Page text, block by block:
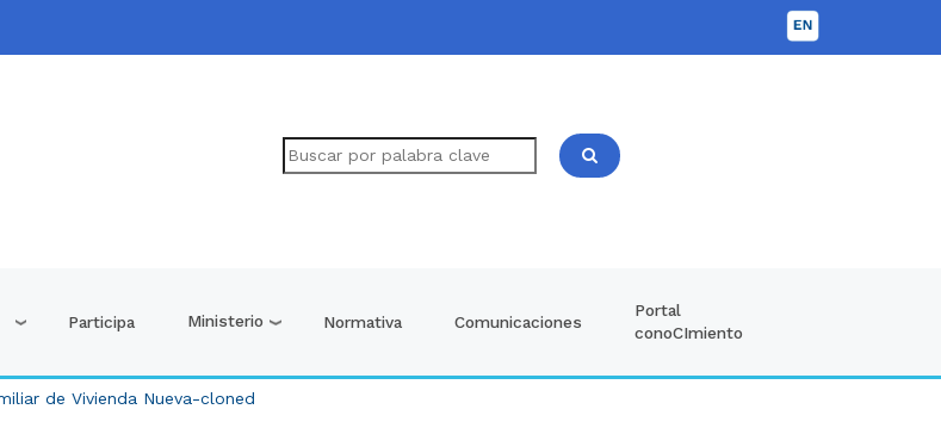
Participa Ministerio Normativa Comunicaciones
Portal
conoCImiento
de Vivienda Nueva-cloned